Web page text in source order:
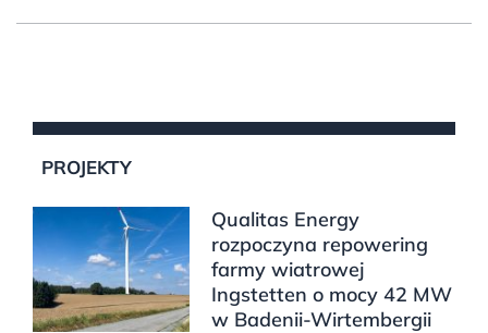
PROJEKTY
Qualitas Energy
rozpoczyna repowering
farmy wiatrowej
Ingstetten o mocy 42 MW
w Badenii-Wirtembergii